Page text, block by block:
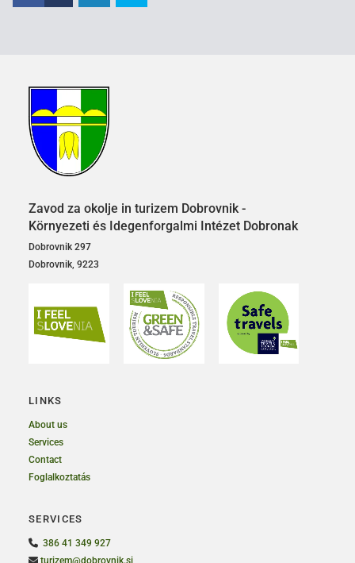
Zavod za okolje in turizem Dobrovnik -
Környezeti és Idegenforgalmi Intézet Dobronak
Dobrovnik 297
Dobrovnik, 9223
LINKS
About us
Services
Contact
Foglalkoztatás
SERVICES
 386 41 349 927
